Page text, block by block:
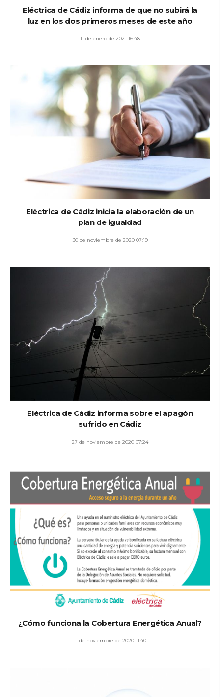
Eléctrica de Cádiz informa de que no subirá la
luz en los dos primeros meses de este año
11 de enero de 2021 16:48
Eléctrica de Cádiz inicia la elaboración de un
plan de igualdad
30 de noviembre de 2020 07:19
Eléctrica de Cádiz informa sobre el apagón
sufrido en Cádiz
27 de noviembre de 2020 07:24
¿Cómo funciona la Cobertura Energética Anual?
11 de noviembre de 2020 11:40